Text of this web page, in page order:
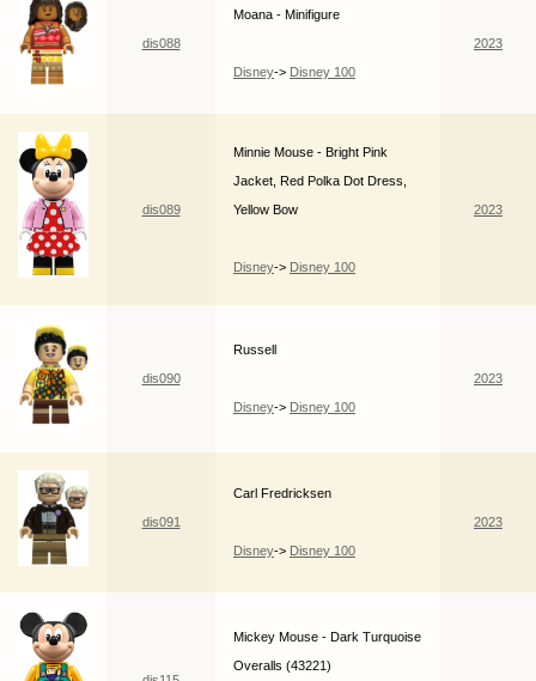
dis088
Moana - Minifigure
Disney-> Disney 100
2023
dis089
Minnie Mouse - Bright Pink
Jacket, Red Polka Dot Dress,
Yellow Bow
Disney-> Disney 100
2023
dis090
Russell
Disney-> Disney 100
2023
dis091
Carl Fredricksen
Disney-> Disney 100
2023
Mickey Mouse - Dark Turquoise
Overalls (43221)